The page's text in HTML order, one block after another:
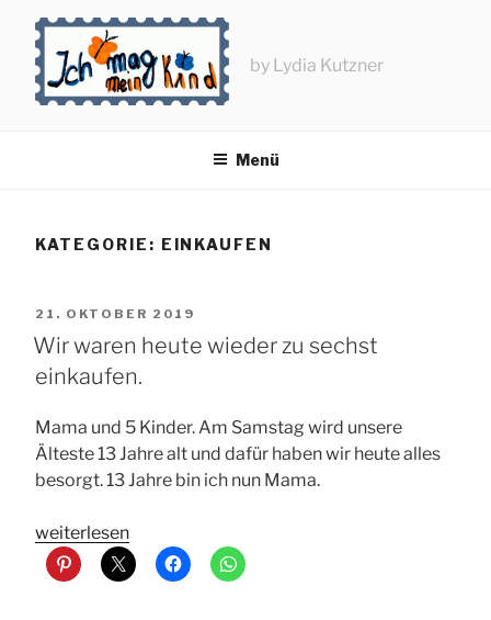
Inhalt
springen
by Lydia Kutzner
Menü
KATEGORIE: EINKAUFEN
VERÖFFENTLICHT
AM
21. OKTOBER 2019
Wir waren heute wieder zu sechst
einkaufen.
Mama und 5 Kinder. Am Samstag wird unsere
Älteste 13 Jahre alt und dafür haben wir heute alles
besorgt. 13 Jahre bin ich nun Mama.
„Wir
waren
heute
weiterlesen